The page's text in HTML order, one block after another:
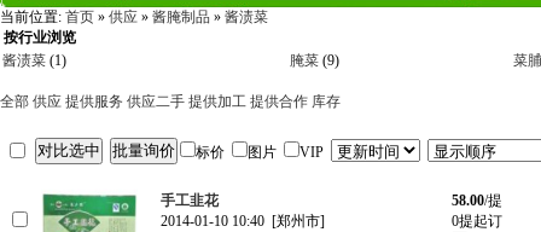
当前位置: 首页 » 供应 » 酱腌制品 » 酱渍菜
按行业浏览
酱渍菜 (1) 腌菜 (9) 菜脯
全部 供应 提供服务 供应二手 提供加工 提供合作 库存
标价 图片 VIP
手工韭花
2014-01-10 10:40 [郑州市]
58.00/提
0提起订